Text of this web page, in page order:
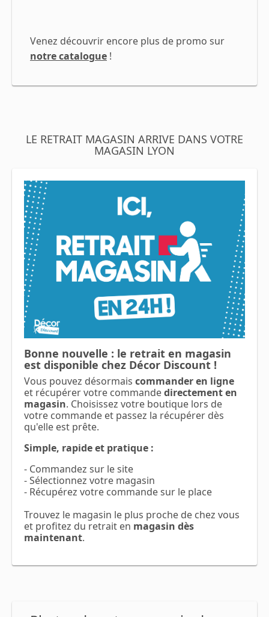
Venez découvrir encore plus de promo sur
notre catalogue !
LE RETRAIT MAGASIN ARRIVE DANS VOTRE
MAGASIN LYON
Bonne nouvelle : le retrait en magasin
est disponible chez Décor Discount !
Vous pouvez désormais commander en ligne
et récupérer votre commandedirectement en
magasin. Choisissez votre boutique lors de
votre commande et passez la récupérer dès
qu'elle est prête.
Simple, rapide et pratique :
- Commandez sur le site
- Sélectionnez votre magasin
- Récupérez votre commande sur le place
Trouvez le magasin le plus proche de chez vous
et profitez du retrait en magasin dès
maintenant.